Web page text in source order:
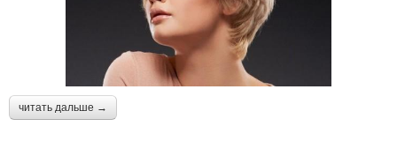
читать дальше →